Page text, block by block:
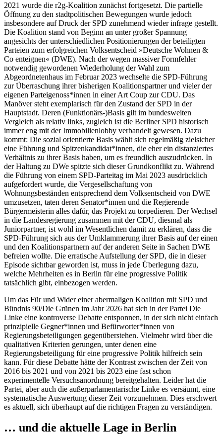
2021 wurde die r2g-Koalition zunächst fortgesetzt. Die partielle
Öffnung zu den stadtpolitischen Bewegungen wurde jedoch
insbesondere auf Druck der SPD zunehmend wieder infrage gestellt.
Die Koalition stand von Beginn an unter großer Spannung
angesichts der unterschiedlichen Positionierungen der beteiligten
Parteien zum erfolgreichen Volksentscheid »Deutsche Wohnen &
Co enteignen« (DWE). Nach der wegen massiver Formfehler
notwendig gewordenen Wiederholung der Wahl zum
Abgeordnetenhaus im Februar 2023 wechselte die SPD-Führung
zur Überraschung ihrer bisherigen Koalitionspartner und vieler der
eigenen Parteigenoss*innen in einer Art Coup zur CDU. Das
Manöver steht exemplarisch für den Zustand der SPD in der
Hauptstadt. Deren (Funktionärs-)Basis gilt im bundesweiten
Vergleich als relativ links, zugleich ist die Berliner SPD historisch
immer eng mit der Immobilienlobby verbandelt gewesen. Dazu
kommt: Die sozial orientierte Basis wählt sich regelmäßig zielsicher
eine Führung und Spitzenkandidat*innen, die eher ein distanziertes
Verhältnis zu ihrer Basis haben, um es freundlich auszudrücken. In
der Haltung zu DWe spitzte sich dieser Grundkonflikt zu. Während
die Führung von einem SPD-Parteitag im Mai 2023 ausdrücklich
aufgefordert wurde, die Vergesellschaftung von
Wohnungsbeständen entsprechend dem Volksentscheid von DWE
umzusetzen, taten deren Senator*innen und die Regierende
Bürgermeisterin alles dafür, das Projekt zu torpedieren. Der Wechsel
in die Landesregierung zusammen mit der CDU, diesmal als
Juniorpartner, ist wohl im Wesentlichen damit zu erklären, dass die
SPD-Führung sich aus der Umklammerung ihrer Basis auf der einen
und den Koalitionspartnern auf der anderen Seite in Sachen DWE
befreien wollte. Die erratische Aufstellung der SPD, die in dieser
Episode sichtbar geworden ist, muss in jede Überlegung dazu,
welche Mehrheiten es in Berlin für eine progressive Politik
tatsächlich gibt, einbezogen werden.
Um das Für und Wider einer abermaligen Koalition mit SPD und
Bündnis 90/Die Grünen im Jahr 2026 hat sich in der Partei Die
Linke eine kontroverse Debatte entsponnen, in der sich nicht einfach
prinzipielle Gegner*innen und Befürworter*innen von
Regierungsbeteiligungen gegenüberstehen. Vielmehr wird über die
qualitativen Kriterien gerungen, unter denen eine
Regierungsbeteiligung für eine progressive Politik hilfreich sein
kann. Für diese Debatte hätte der Kontrast zwischen der Zeit von
2016 bis 2021 und von 2021 bis 2023 eine fast schon
experimentelle Versuchsanordnung bereitgehalten. Leider hat die
Partei, aber auch die außerparlamentarische Linke es versäumt, eine
systematische Auswertung dieser Zeit vorzunehmen. Dies erschwert
es aktuell, sich überhaupt auf die richtigen Fragen zu verständigen.
… und die aktuelle Lage in Berlin